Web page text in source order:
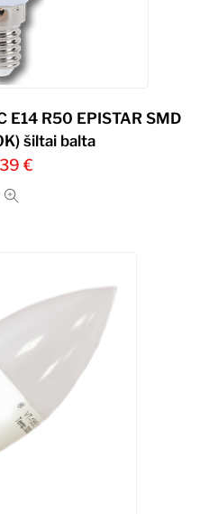
E14 R50 EPISTAR SMD
šiltai balta
€